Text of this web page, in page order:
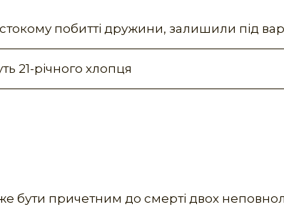
побитті дружини, залишили під
21-річного хлопця
бути причетним до смерті двох